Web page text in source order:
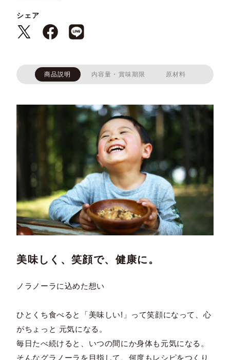
シェア
商品説明 内容量・賞味期限 原材料
美味しく、笑顔で、健康に。
ノラノーラに込めた想い
ひとくち食べると「美味しい!」って笑顔になって、心
がちょっと 元気になる。
毎日たべ続けると、いつの間にか身体も元気になる。
そんなグラノーラを目指して、何度もレシピをつくり